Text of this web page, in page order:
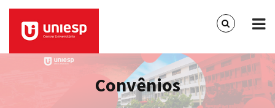
Convênios